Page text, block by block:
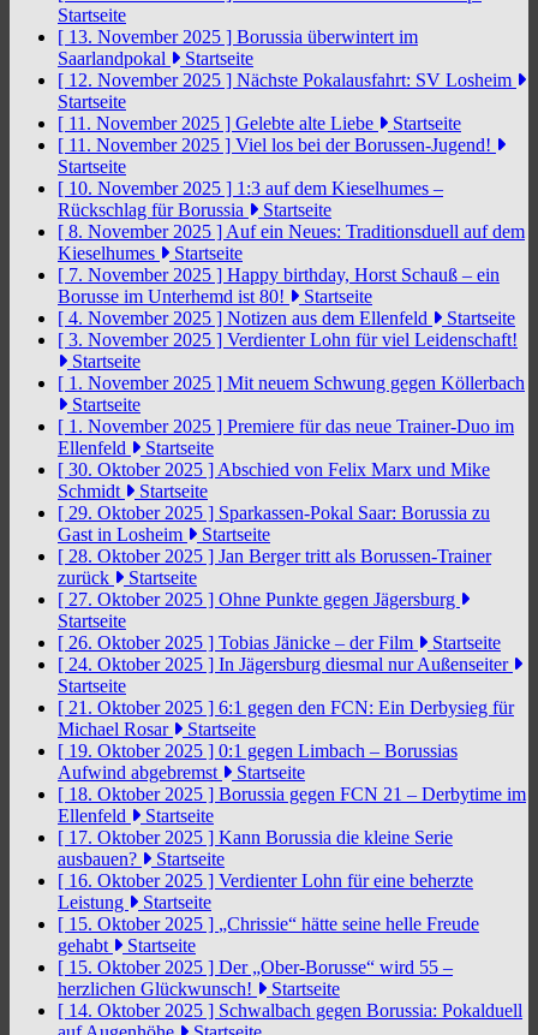
Startseite
[ 13. November 2025 ] Borussia überwintert im
Saarlandpokal
Startseite
[ 12. November 2025 ] Nächste Pokalausfahrt: SV Losheim
Startseite
[ 11. November 2025 ] Gelebte alte Liebe
Startseite
[ 11. November 2025 ] Viel los bei der Borussen-Jugend!
Startseite
[ 10. November 2025 ] 1:3 auf dem Kieselhumes –
Rückschlag für Borussia
Startseite
[ 8. November 2025 ] Auf ein Neues: Traditionsduell auf dem
Kieselhumes
Startseite
[ 7. November 2025 ] Happy birthday, Horst Schauß – ein
Borusse im Unterhemd ist 80!
Startseite
[ 4. November 2025 ] Notizen aus dem Ellenfeld
Startseite
[ 3. November 2025 ] Verdienter Lohn für viel Leidenschaft!
Startseite
[ 1. November 2025 ] Mit neuem Schwung gegen Köllerbach
Startseite
[ 1. November 2025 ] Premiere für das neue Trainer-Duo im
Ellenfeld
Startseite
[ 30. Oktober 2025 ] Abschied von Felix Marx und Mike
Schmidt
Startseite
[ 29. Oktober 2025 ] Sparkassen-Pokal Saar: Borussia zu
Gast in Losheim
Startseite
[ 28. Oktober 2025 ] Jan Berger tritt als Borussen-Trainer
zurück
Startseite
[ 27. Oktober 2025 ] Ohne Punkte gegen Jägersburg
Startseite
[ 26. Oktober 2025 ] Tobias Jänicke – der Film
Startseite
[ 24. Oktober 2025 ] In Jägersburg diesmal nur Außenseiter
Startseite
[ 21. Oktober 2025 ] 6:1 gegen den FCN: Ein Derbysieg für
Michael Rosar
Startseite
[ 19. Oktober 2025 ] 0:1 gegen Limbach – Borussias
Aufwind abgebremst
Startseite
[ 18. Oktober 2025 ] Borussia gegen FCN 21 – Derbytime im
Ellenfeld
Startseite
[ 17. Oktober 2025 ] Kann Borussia die kleine Serie
ausbauen?
Startseite
[ 16. Oktober 2025 ] Verdienter Lohn für eine beherzte
Leistung
Startseite
[ 15. Oktober 2025 ] „Chrissie“ hätte seine helle Freude
gehabt
Startseite
[ 15. Oktober 2025 ] Der „Ober-Borusse“ wird 55 –
herzlichen Glückwunsch!
Startseite
[ 14. Oktober 2025 ] Schwalbach gegen Borussia: Pokalduell